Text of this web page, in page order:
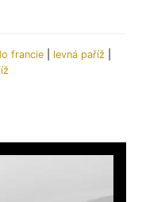
francie| levná paříž|